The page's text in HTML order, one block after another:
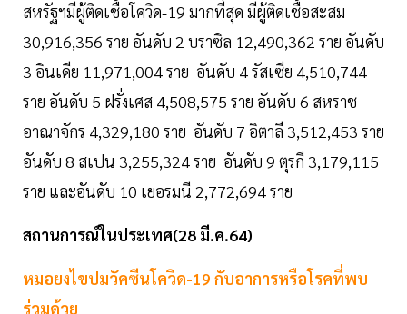
สหรัฐฯมีผู้ติดเชื้อโควิด-19 มากที่สุด มีผู้ติดเชื้อสะสม
30,916,356 ราย อันดับ 2 บราซิล 12,490,362 ราย อันดับ
3 อินเดีย 11,971,004 ราย อันดับ 4 รัสเซีย 4,510,744
ราย อันดับ 5 ฝรั่งเศส 4,508,575 ราย อันดับ 6 สหราช
อาณาจักร 4,329,180 ราย อันดับ 7 อิตาลี 3,512,453 ราย
อันดับ 8 สเปน 3,255,324 ราย อันดับ 9 ตุรกี 3,179,115
ราย และอันดับ 10 เยอรมนี 2,772,694 ราย
สถานการณ์ในประเทศ(28 มี.ค.64)
หมอยงไขปมวัคซีนโควิด-19 กับอาการหรือโรคที่พบ
ร่วมด้วย